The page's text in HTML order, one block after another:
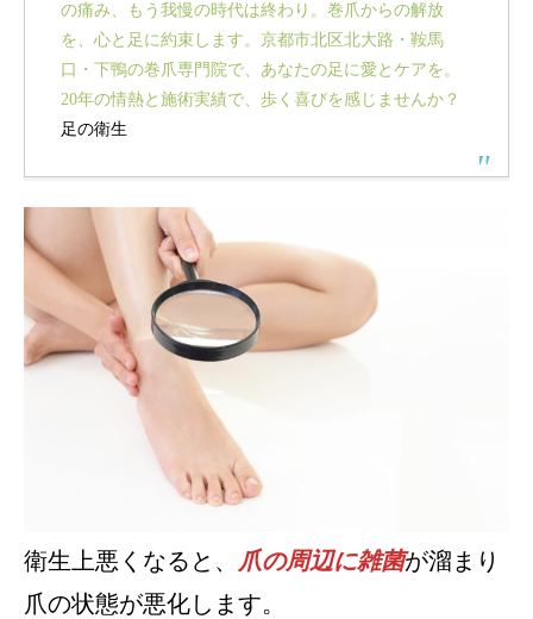
の痛み、もう我慢の時代は終わり。巻爪からの解放
を、心と足に約束します。京都市北区北大路・鞍馬
口・下鴨の巻爪専門院で、あなたの足に愛とケアを。
20年の情熱と施術実績で、歩く喜びを感じませんか？
足の衛生
衛生上悪くなると、 爪の周辺に雑菌が溜まり
爪の状態が悪化します。